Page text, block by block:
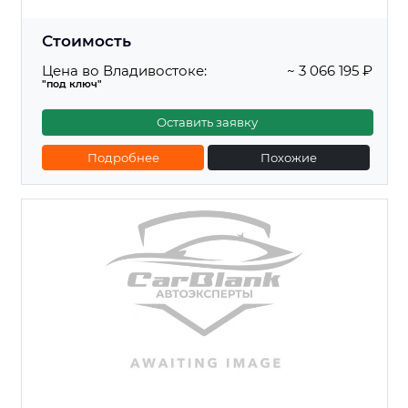
Стоимость
Цена во Владивостоке:
"под ключ"
~ 3 066 195 ₽
Оставить заявку
Подробнее Похожие